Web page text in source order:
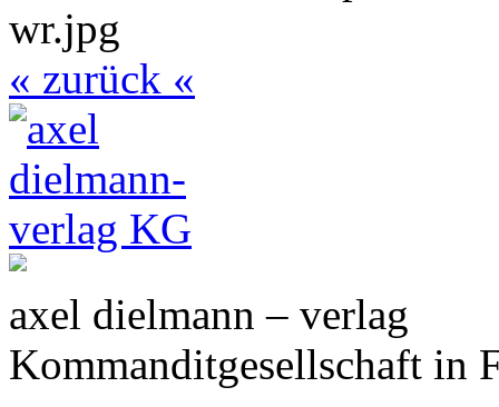
« zurück «
axel dielmann – verlag
Kommanditgesellschaft in